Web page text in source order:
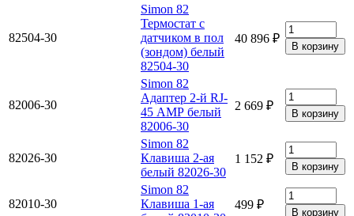
82504-30
Simon 82
Термостат с
датчиком в пол
(зондом) белый
82504-30
40 896 ₽
82006-30
Simon 82
Адаптер 2-й RJ-
45 АМР белый
82006-30
2 669 ₽
82026-30
Simon 82
Клавиша 2-ая
белый 82026-30
1 152 ₽
82010-30
Simon 82
Клавиша 1-ая
499 ₽